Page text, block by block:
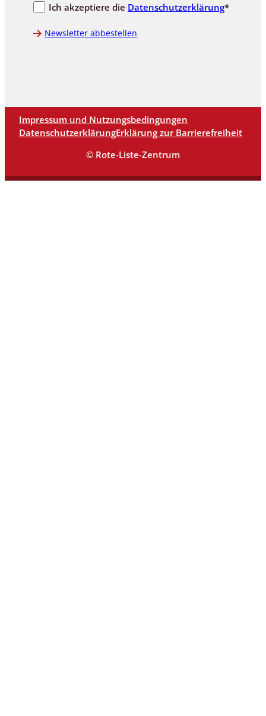
Ich akzeptiere die Datenschutzerklärung*
Newsletter abbestellen
Impressum und Nutzungsbedingungen
DatenschutzerklärungErklärung zur Barrierefreiheit
© Rote-Liste-Zentrum